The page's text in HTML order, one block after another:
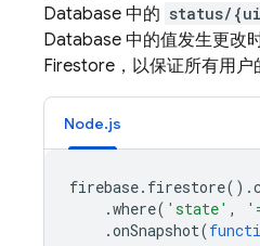
Database 中的 status/
Database 中的值发生更改
Firestore ，以保证所有用户
Node.js
firebase. firestore().
.where( 'state' ,
.onSnapshot(